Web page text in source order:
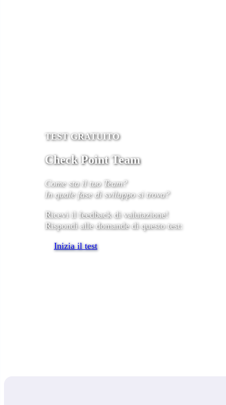
TEST GRATUITO
Check Point Team
Come sta il tuo Team?
In quale fase di sviluppo si trova?
Ricevi il feedback di valutazione!
Rispondi alle domande di questo test:
Inizia il test